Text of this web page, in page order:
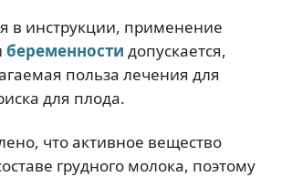
в инструкции, применение
беременности допускается,
польза лечения для
для плода.
что активное вещество
грудного молока, поэтому